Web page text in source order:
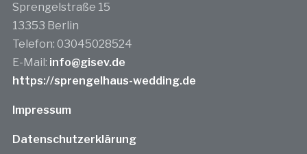
Sprengelstraße 15
13353 Berlin
Telefon: 03045028524
E-Mail: info@gisev.de
https://sprengelhaus-wedding.de
Impressum
Datenschutzerklärung